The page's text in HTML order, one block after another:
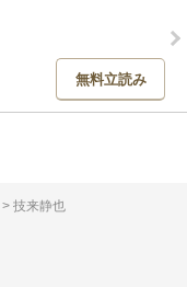
無料立読み
技来静也